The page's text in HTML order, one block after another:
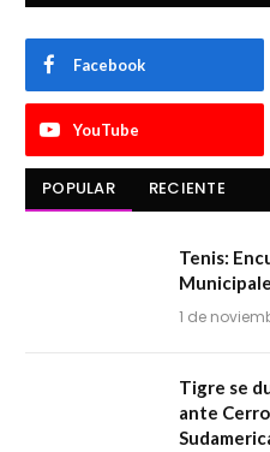
Facebook
YouTube
POPULAR RECIENTE
Tenis:
1 de
Tigre se
ante